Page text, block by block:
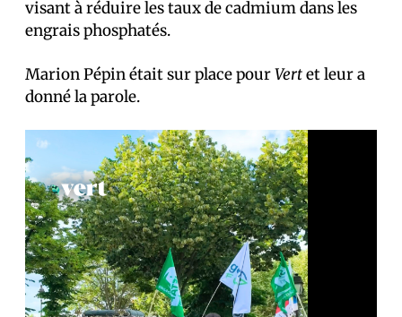
visant à réduire les taux de cadmium dans les
engrais phosphatés.
Marion Pépin était sur place pourVertet leur a
donné la parole.